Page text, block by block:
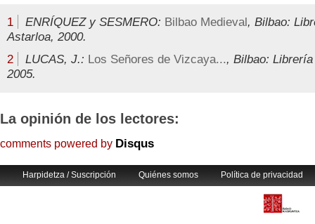
1 ENRÍQUEZ y SESMERO: Bilbao Medieval, Bilbao:
Astarloa, 2000.
2
LUCAS, J.: Los Señores de Vizcaya..., Bilbao:
2005.
La opinión de los lectores:
comments powered by Disqus
Harpidetza / Suscripción Quiénes somos Política de privacidad